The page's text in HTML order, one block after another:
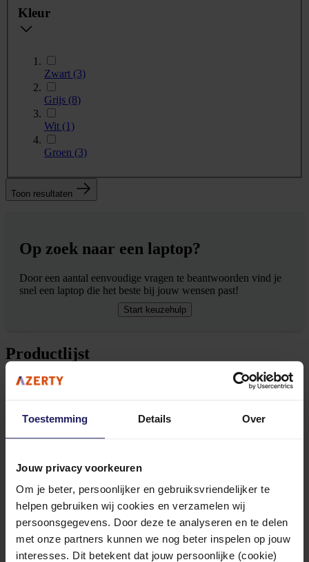
Toestemming Details Over
Jouw privacy voorkeuren
Om je beter, persoonlijker en gebruiksvriendelijker te
helpen gebruiken wij cookies en verzamelen wij
persoonsgegevens. Door deze te analyseren en te delen
met onze partners kunnen we nog beter inspelen op jouw
interesses. Dit betekent dat jouw persoonlijke (cookie)
Kleur
Zwart (3)
Grijs (8)
Wit (1)
Groen (3)
Toon resultaten
Op zoek naar een laptop?
Door een aantal eenvoudige vragen te beantwoorden vind je
snel een laptop die het beste bij jouw wensen past!
Start keuzehulp
Productlijst
Sorteer op